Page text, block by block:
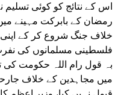
اس کے نتائج کو کوئی
رمضان کے بابرکت مہینے
خلاف جنگ شروع کر کے
فلسطینی مسلمانوں کی
بہ قول رام اللہ حکومت
میں مجاہدین کے خلاف